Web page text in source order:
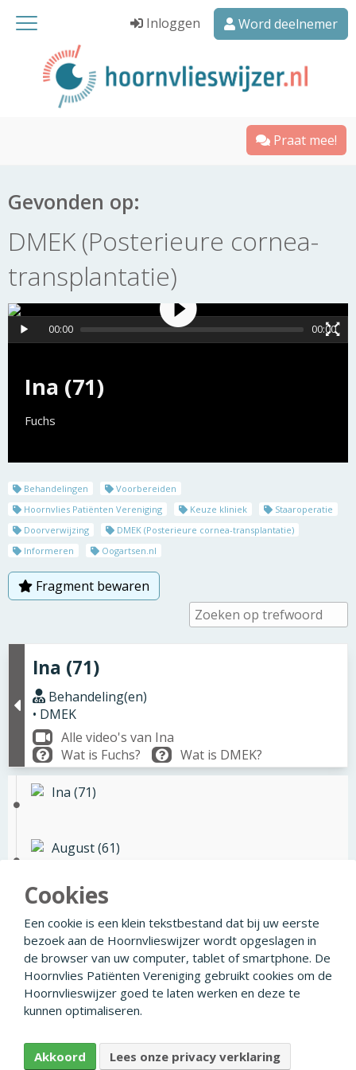
Inloggen Word deelnemer
Praat mee!
Gevonden op:
DMEK (Posterieure cornea-
transplantatie)
Ina (71)
Fuchs
00:00 00:00
Behandelingen
Voorbereiden
Hoornvlies Patiënten Vereniging
Keuze kliniek
Staaroperatie
Doorverwijzing
DMEK (Posterieure cornea-transplantatie)
Informeren
Oogartsen.nl
Fragment bewaren
Ina (71)
Behandeling(en)
• DMEK
Alle video's van Ina
Wat is Fuchs?
Wat is DMEK?
Ina (71)
August (61)
Ina (71)
© 2026 Facebook Linkedin Privacyverklaring
Cookies
Een cookie is een klein tekstbestand dat bij uw eerste
bezoek aan de Hoornvlieswijzer wordt opgeslagen in
de browser van uw computer, tablet of smartphone. De
Hoornvlies Patiënten Vereniging gebruikt cookies om de
Hoornvlieswijzer goed te laten werken en deze te
kunnen optimaliseren.
Akkoord Lees onze privacy verklaring